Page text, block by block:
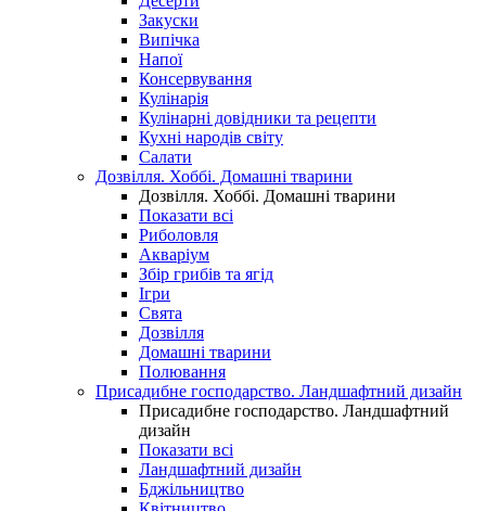
Закуски
Випічка
Напої
Консервування
Кулінарія
Кулінарні довідники та рецепти
Кухні народів світу
Салати
Дозвілля. Хоббі. Домашні тварини
Дозвілля. Хоббі. Домашні тварини
Показати всі
Риболовля
Акваріум
Збір грибів та ягід
Ігри
Свята
Дозвілля
Домашні тварини
Полювання
Присадибне господарство. Ландшафтний дизайн
Присадибне господарство. Ландшафтний
дизайн
Показати всі
Ландшафтний дизайн
Бджільництво